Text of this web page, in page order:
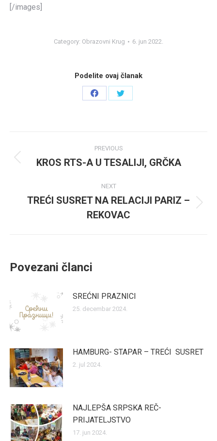
[/images]
Category: Obrazovni Krug 6. jun 2022.
Podelite ovaj članak
Share
Share
navigation
PREVIOUS
Previous
KROS RTS-A U TESALIJI, GRČKA
NEXT
post:
TREĆI SUSRET NA RELACIJI PARIZ –
REKOVAC
Povezani članci
SREĆNI PRAZNICI
25. decembar 2024.
HAMBURG- STAPAR – TREĆI SUSRET
2. jul 2024.
NAJLEPŠA SRPSKA REČ-
PRIJATELJSTVO
17. jun 2024.